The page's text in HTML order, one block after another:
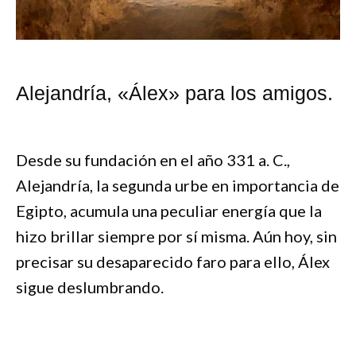
Alejandría, «Álex» para los amigos.
Desde su fundación en el año 331 a. C.,
Alejandría, la segunda urbe en importancia de
Egipto, acumula una peculiar energía que la
hizo brillar siempre por sí misma. Aún hoy, sin
precisar su desaparecido faro para ello, Álex
sigue deslumbrando.